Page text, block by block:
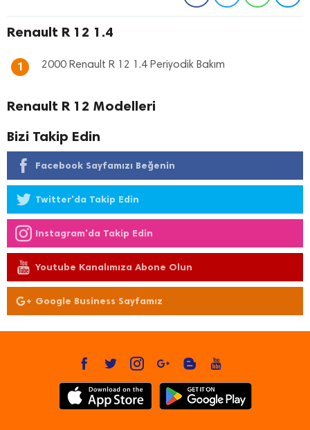
Renault R 12 1.4
1 2000 Renault R 12 1.4 Periyodik Bakım
Renault R 12 Modelleri
Bizi Takip Edin
Facebook Sayfamızı Beğenin
Twitter'da Takip Edin
Instagram'da Takip Edin
Youtube Kanalımıza Abone Olun
Google Business Sayfamız